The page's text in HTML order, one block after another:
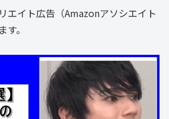
エイト広告（Amazonアソシエイト
。